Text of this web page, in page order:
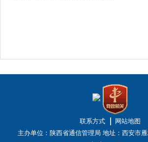
联系方式
网站地图
主办单位：陕西省通信管理局 地址：西安市